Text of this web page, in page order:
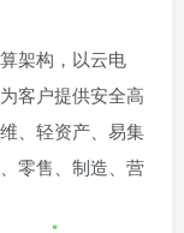
架构，以云电
客户提供安全高
、轻资产、易集
零售、制造、营